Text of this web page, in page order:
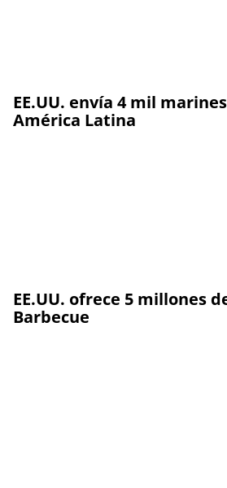
EE.UU. envía 4 mil
América Latina
EE.UU. ofrece 5 millones
Barbecue